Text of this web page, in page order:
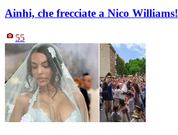
Ainhi, che frecciate a Nico Williams!
55